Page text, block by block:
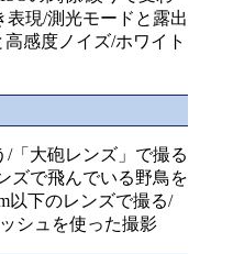
現/測光モードと露出
感度ノイズ/ホワイト
「大砲レンズ」で撮る
ズで飛んでいる野鳥を
以下のレンズで撮る/
シュを使った撮影